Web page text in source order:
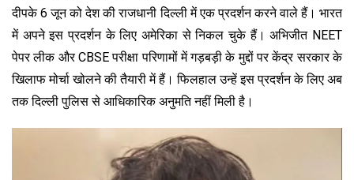
दीपके 6 जून को देश की राजधानी दिल्ली में एक प्रदर्शन करने वाले हैं। भारत
में अपने इस प्रदर्शन के लिए अमेरिका से निकल चुके हैं। अभिजीत NEET
पेपर लीक और CBSE परीक्षा परिणामों में गड़बड़ी के मुद्दों पर केंद्र सरकार के
खिलाफ मोर्चा खोलने की तैयारी में हैं। फिलहाल उन्हें इस प्रदर्शन के लिए अब
तक दिल्ली पुलिस से आधिकारिक अनुमति नहीं मिली है।